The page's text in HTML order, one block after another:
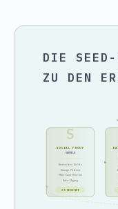
DIE SEED-
ZU DEN
S
SOCIAL PROOF
SAMMELN
Kostenlose Audits
Design Partner
Mini-Case-Studies
Beta-Zugang
3–5 RESULTATE